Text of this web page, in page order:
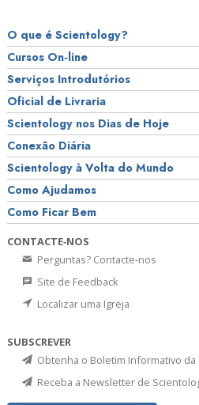
O que é Scientology?
Cursos On‑line
Serviços Introdutórios
Oficial de Livraria
Scientology nos Dias de Hoje
Conexão Diária
Scientology à Volta do Mundo
Como Ajudamos
Como Ficar Bem
CONTACTE‑NOS
Perguntas? Contacte‑nos
Site de Feedback
Localizar uma Igreja
SUBSCREVER
Obtenha o Boletim Informativo da
Receba a Newsletter de